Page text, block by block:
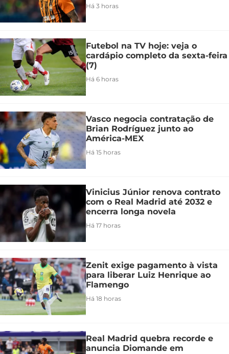
Há 3 horas
Futebol na TV hoje: veja o
cardápio completo da sexta-feira
(7)
Há 6 horas
Vasco negocia contratação de
Brian Rodríguez junto ao
América-MEX
Há 15 horas
Vinicius Júnior renova contrato
com o Real Madrid até 2032 e
encerra longa novela
Há 17 horas
Zenit exige pagamento à vista
para liberar Luiz Henrique ao
Flamengo
Há 18 horas
Real Madrid quebra recorde e
anuncia Diomande em